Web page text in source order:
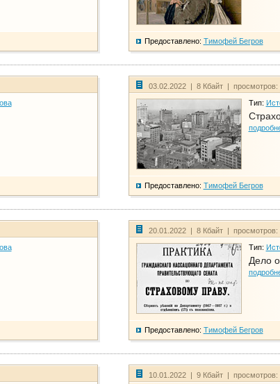
Предоставлено: Тимофей Бегров
03.02.2022 | 8 Кбайт | просмотров:
Тип:
Предоставлено: Тимофей Бегров
20.01.2022 | 8 Кбайт | просмотров:
Тип:
Дело
Предоставлено: Тимофей Бегров
10.01.2022 | 9 Кбайт | просмотров: